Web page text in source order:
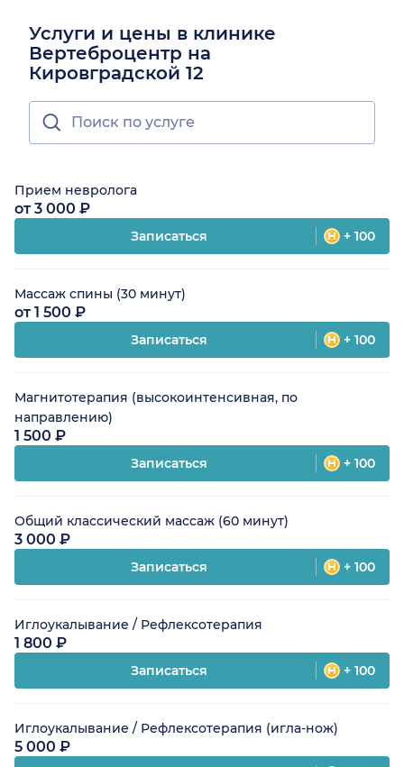
Услуги и цены в клинике
Вертеброцентр на
Кировградской 12
Прием невролога
от 3 000 ₽
Записаться + 100
Массаж спины (30 минут)
от 1 500 ₽
Записаться + 100
Магнитотерапия (высокоинтенсивная, по
направлению)
1 500 ₽
Записаться + 100
Общий классический массаж (60 минут)
3 000 ₽
Записаться + 100
Иглоукалывание / Рефлексотерапия
1 800 ₽
Записаться + 100
Иглоукалывание / Рефлексотерапия (игла-нож)
5 000 ₽